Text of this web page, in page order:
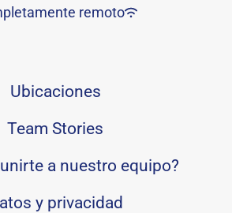
remoto
Ubicaciones
Team Stories
a nuestro equipo?
y privacidad